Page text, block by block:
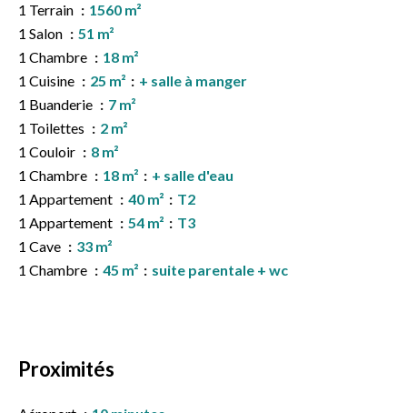
1 Terrain
1560 m²
1 Salon
51 m²
1 Chambre
18 m²
1 Cuisine
25 m²
+ salle à manger
1 Buanderie
7 m²
1 Toilettes
2 m²
1 Couloir
8 m²
1 Chambre
18 m²
+ salle d'eau
1 Appartement
40 m²
T2
1 Appartement
54 m²
T3
1 Cave
33 m²
1 Chambre
45 m² suite parentale + wc
Proximités